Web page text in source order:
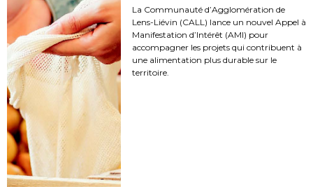
La Communauté d’Agglomération de
Lens-Liévin (CALL) lance un nouvel Appel à
Manifestation d’Intérêt (AMI) pour
accompagner les projets qui contribuent à
une alimentation plus durable sur le
territoire.